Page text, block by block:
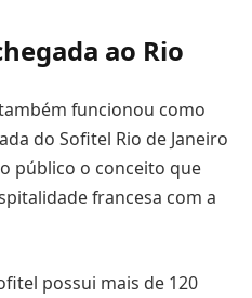
ao Rio
funcionou como
do Sofitel Rio de Janeiro
público o conceito que
francesa com a
possui mais de 120